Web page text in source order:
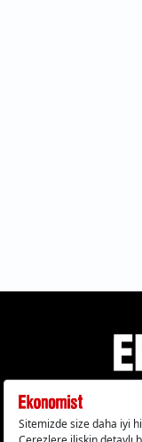
Gizlilik Politikası